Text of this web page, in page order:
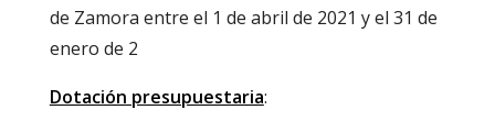
de Zamora entre el 1 de abril de 2021 y el 31 de
enero de 2
Dotación presupuestaria: